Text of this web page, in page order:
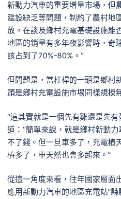
新動力汽車的重要增量市場，但
建設缺乏等問題，制約了農村地
放。在談及鄉村充電基礎設施能
地區的銷量有多年夜影響時，奇
該占到了70%-80%。”
但問題是，當杠桿的一頭是鄉村
頭是鄉村充電設施市場同樣規模
“這其實就是一個先有雞還是先
道：“簡單來說，就是鄉村新動
不了錢。但一旦車多了，充電樁
樁多了，車天然也會多起來。”
從這一角度來看，往年國家層面
應用新動力汽車的地區充電站“